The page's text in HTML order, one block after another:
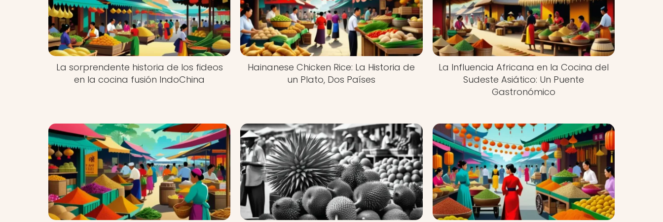
La sorprendente historia de los fideos
en la cocina fusión IndoChina
Hainanese Chicken Rice: La Historia de
un Plato, Dos Países
La Influencia Africana en la Cocina del
Sudeste Asiático: Un Puente
Gastronómico